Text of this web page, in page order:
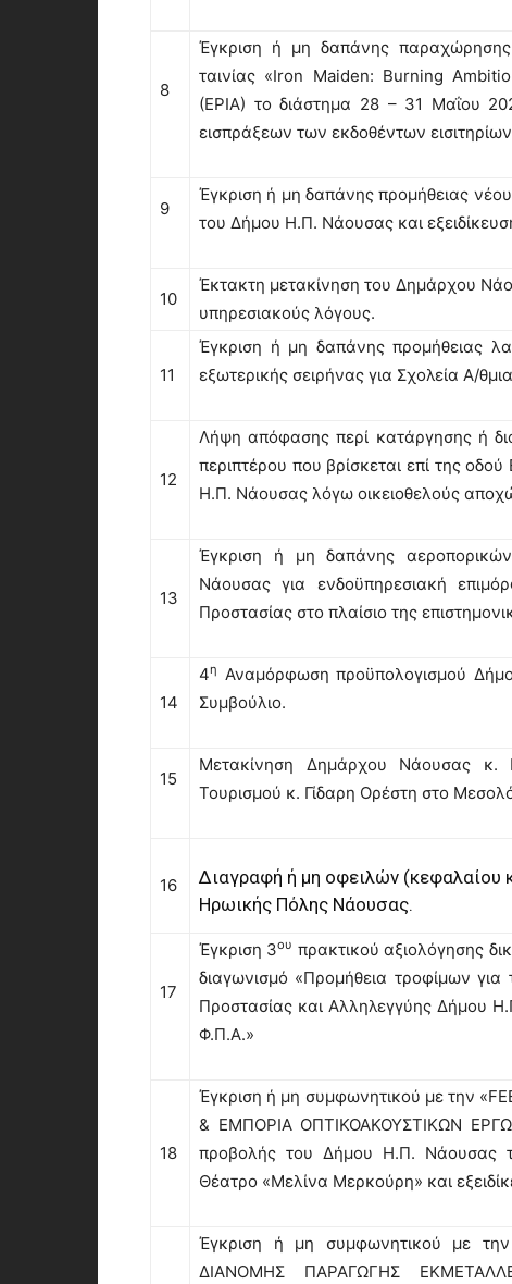
8
Έγκριση ή μη δαπάνης παραχώρησης
ταινίας «Iron Maiden: Burning
(ΕΡΙΑ) το διάστημα 28 – 31 Μαΐου
εισπράξεων των εκδοθέντων
9
Έγκριση ή μη δαπάνης προμήθειας
του Δήμου Η.Π. Νάουσας και
10
Έκτακτη μετακίνηση του Δημάρχου
υπηρεσιακούς λόγους.
11
Έγκριση ή μη δαπάνης προμήθειας
εξωτερικής σειρήνας για Σχολεία Α/
12
Λήψη απόφασης περί κατάργησης ή
περιπτέρου που βρίσκεται επί της
Η.Π. Νάουσας λόγω οικειοθελούς
13
Έγκριση ή μη δαπάνης
Νάουσας για ενδοϋπηρεσιακή
Προστασίας στο πλαίσιο της
14
4η Αναμόρφωση προϋπολογισμού
Συμβούλιο.
15
Μετακίνηση Δημάρχου Νάουσας κ.
Τουρισμού κ. Γίδαρη Ορέστη στο
16
Διαγραφή ή μη οφειλών
Ηρωικής Πόλης Νάουσας.
17
Έγκριση 3ου πρακτικού αξιολόγησης
διαγωνισμό «Προμήθεια τροφίμων
Προστασίας και Αλληλεγγύης Δήμου
Φ.Π.Α.»
18
Έγκριση ή μη συμφωνητικού με την
& ΕΜΠΟΡΙΑ ΟΠΤΙΚΟΑΚΟΥΣΤΙΚΩΝ
προβολής του Δήμου Η.Π. Νάουσας
Θέατρο «Μελίνα Μερκούρη» και
Έγκριση ή μη συμφωνητικού με
ΔΙΑΝΟΜΗΣ ΠΑΡΑΓΩΓΗΣ